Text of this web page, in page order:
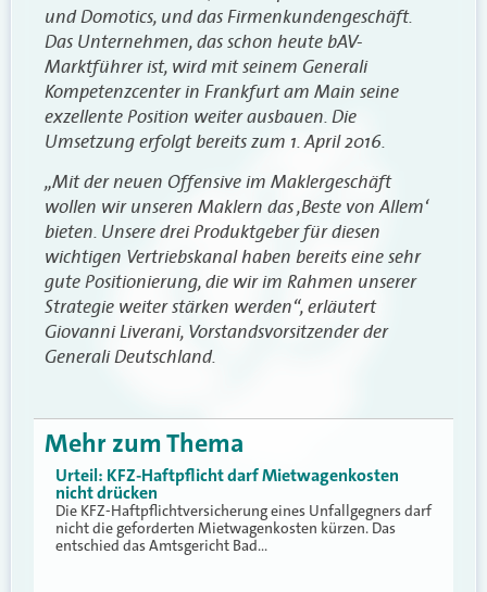
und Domotics, und das Firmenkundengeschäft.
Das Unternehmen, das schon heute bAV-
Marktführer ist, wird mit seinem Generali
Kompetenzcenter in Frankfurt am Main seine
exzellente Position weiter ausbauen. Die
Umsetzung erfolgt bereits zum 1. April 2016.
„Mit der neuen Offensive im Maklergeschäft
wollen wir unseren Maklern das ‚Beste von Allem‘
bieten. Unsere drei Produktgeber für diesen
wichtigen Vertriebskanal haben bereits eine sehr
gute Positionierung, die wir im Rahmen unserer
Strategie weiter stärken werden“, erläutert
Giovanni Liverani, Vorstandsvorsitzender der
Generali Deutschland.
Mehr zum Thema
Urteil: KFZ-Haftpflicht darf Mietwagenkosten
nicht drücken
Die KFZ-Haftpflichtversicherung eines Unfallgegners darf
nicht die geforderten Mietwagenkosten kürzen. Das
entschied das Amtsgericht Bad…